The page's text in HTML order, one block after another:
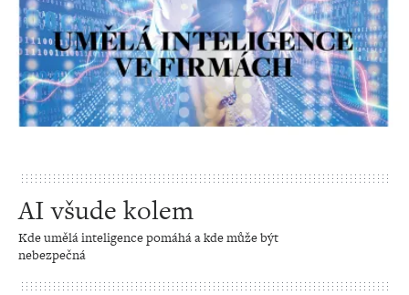
AI všude kolem
Kde umělá inteligence pomáhá a kde může být
nebezpečná